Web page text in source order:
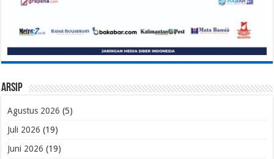
Arsip
Agustus 2026 (5)
Juli 2026 (19)
Juni 2026 (19)